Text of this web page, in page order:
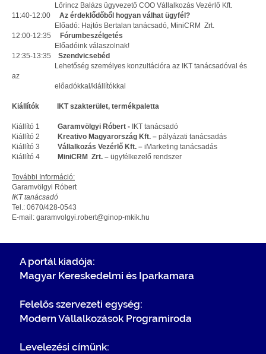
Lőrincz Balázs ügyvezető COO Vállalkozás Vezérlő Kft.
11:40-12:00 Az érdeklődőből hogyan válhat ügyfél?
Előadó: Hajtós Bertalan tanácsadó, MiniCRM Zrt.
12:00-12:35
Fórumbeszélgetés
Előadóink válaszolnak!
12:35-13:35 Szendvicsebéd
Lehetőség személyes konzultációra az IKT tanácsadóval és
az
előadókkal/kiállítókkal
Kiállítók IKT szakterület, termékpaletta
Kiállító 1 Garamvölgyi Róbert - IKT tanácsadó
Kiállító 2
Kreativo Magyarország Kft. – pályázati tanácsadás
Kiállító 3
Vállalkozás Vezérlő Kft. – iMarketing tanácsadás
Kiállító 4 MiniCRM Zrt. – ügyfélkezelő rendszer
További Információ:
Garamvölgyi Róbert
IKT tanácsadó
Tel.: 0670/428-0543
E-mail: garamvolgyi.robert@ginop-mkik.hu
A portál kiadója:
Magyar Kereskedelmi és Iparkamara
Felelős szervezeti egység:
Modern Vállalkozások Programiroda
Levelezési címünk: